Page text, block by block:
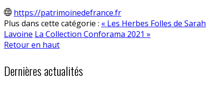
https://patrimoinedefrance.fr
Plus dans cette catégorie : « Les Herbes Folles de Sarah
Lavoine La Collection Conforama 2021 »
Retour en haut
Dernières actualités